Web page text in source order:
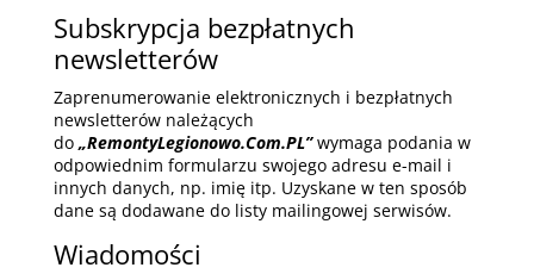
Subskrypcja bezpłatnych
newsletterów
Zaprenumerowanie elektronicznych i bezpłatnych
newsletterów należących
do „RemontyLegionowo.Com.PL”wymaga podania w
odpowiednim formularzu swojego adresu e-mail i
innych danych, np. imię itp. Uzyskane w ten sposób
dane są dodawane do listy mailingowej serwisów.
Wiadomości